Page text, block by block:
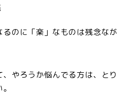
のに「楽」なものは残念なが
やろうか悩んでる方は、とり